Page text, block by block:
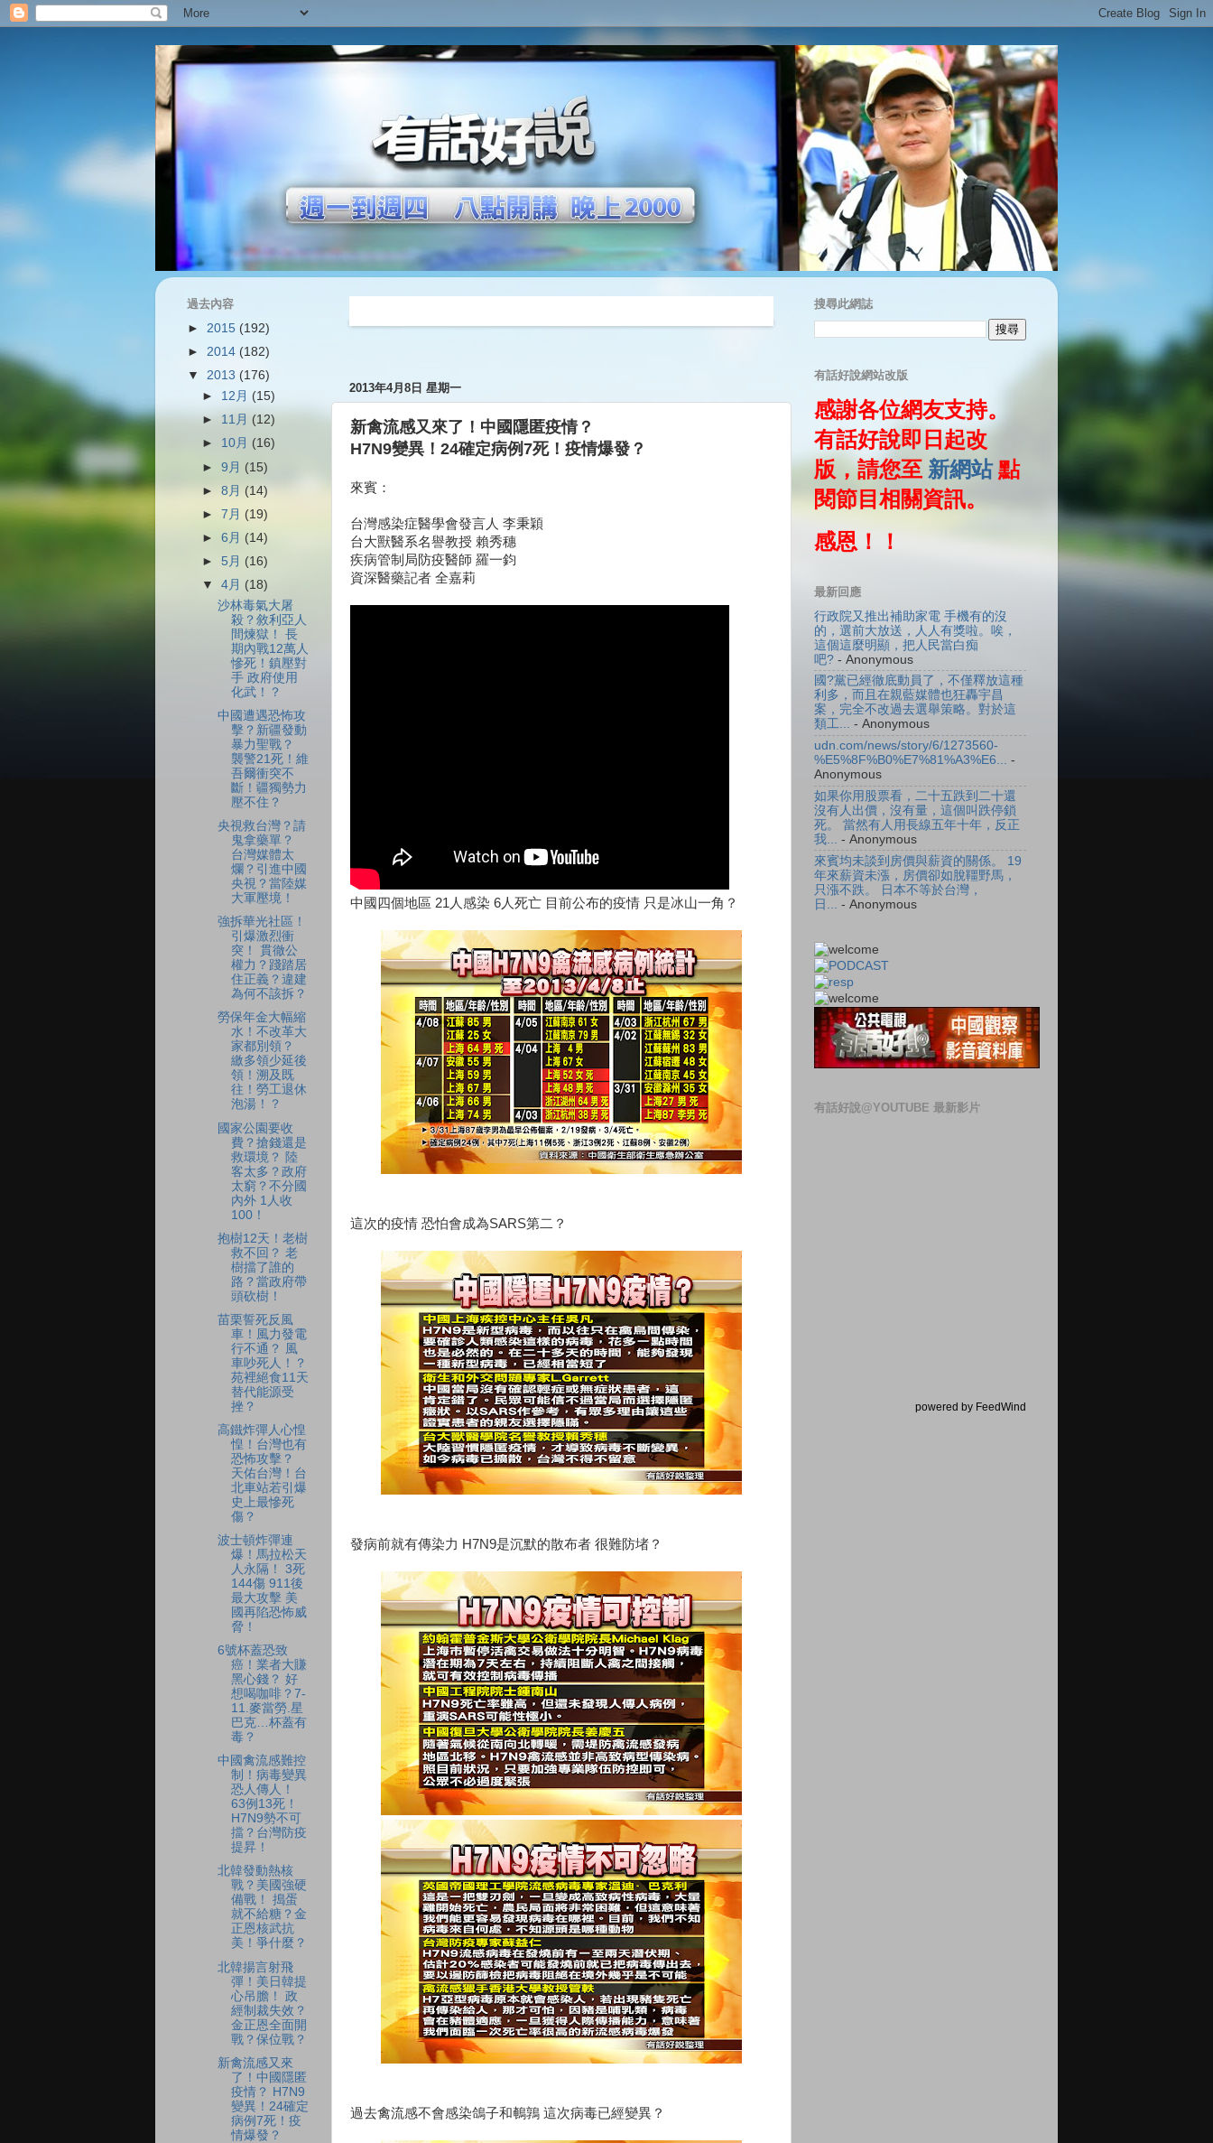
2013年4月8日 星期一
新禽流感又來了！中國隱匿疫情？
H7N9變異！24確定病例7死！疫情爆發？
來賓：
台灣感染症醫學會發言人 李秉穎
台大獸醫系名譽教授 賴秀穗
疾病管制局防疫醫師 羅一鈞
資深醫藥記者 全嘉莉
中國四個地區 21人感染 6人死亡 目前公布的疫情 只是冰山一角？
這次的疫情 恐怕會成為SARS第二？
發病前就有傳染力 H7N9是沉默的散布者 很難防堵？
過去禽流感不會感染鴿子和鵪鶉 這次病毒已經變異？
過去內容
► 2015 (192)
► 2014 (182)
▼ 2013 (176)
► 12月 (15)
► 11月(12)
► 10月 (16)
►9月 (15)
►8月 (14)
►7月 (19)
►6月 (14)
► 5月 (16)
▼4月 (18)
沙林毒氣大屠
殺？敘利亞人
間煉獄！ 長
期內戰12萬人
慘死！鎮壓對
手 政府使用
化武！？
中國遭遇恐怖攻
擊？新疆發動
暴力聖戰？
襲警21死！維
吾爾衝突不
斷！疆獨勢力
壓不住？
央視救台灣？請
鬼拿藥單？
台灣媒體太
爛？引進中國
央視？當陸媒
大軍壓境！
強拆華光社區！
引爆激烈衝
突！ 貫徹公
權力？踐踏居
住正義？違建
為何不該拆？
勞保年金大幅縮
水！不改革大
家都別領？
繳多領少延後
領！溯及既
往！勞工退休
泡湯！？
國家公園要收
費？搶錢還是
救環境？ 陸
客太多？政府
太窮？不分國
內外 1人收
100！
抱樹12天！老樹
救不回？ 老
樹擋了誰的
路？當政府帶
頭砍樹！
苗栗誓死反風
車！風力發電
行不通？ 風
車吵死人！？
苑裡絕食11天
替代能源受
挫？
高鐵炸彈人心惶
惶！台灣也有
恐怖攻擊？
天佑台灣！台
北車站若引爆
史上最慘死
傷？
波士頓炸彈連
爆！馬拉松天
人永隔！ 3死
144傷 911後
最大攻擊 美
國再陷恐怖威
脅！
6號杯蓋恐致
癌！業者大賺
黑心錢？ 好
想喝咖啡？7-
11.麥當勞.星
巴克…杯蓋有
毒？
中國禽流感難控
制！病毒變異
恐人傳人！
63例13死！
H7N9勢不可
擋？台灣防疫
提昇！
北韓發動熱核
戰？美國強硬
備戰！ 搗蛋
就不給糖？金
正恩核武抗
美！爭什麼？
北韓揚言射飛
彈！美日韓提
心吊膽！ 政
經制裁失效？
金正恩全面開
戰？保位戰？
新禽流感又來
了！中國隱匿
疫情？ H7N9
變異！24確定
病例7死！疫
情爆發？
搜尋此網誌
有話好說網站改版
感謝各位網友支持。
有話好說即日起改
版，請您至 新網站點
閱節目相關資訊。
感恩！！
最新回應
行政院又推出補助家電 手機有的沒
的，選前大放送，人人有獎啦。唉，
這個這麼明顯，把人民當白痴
吧? - Anonymous
國?黨已經徹底動員了，不僅釋放這種
利多，而且在親藍媒體也狂轟宇昌
案，完全不改過去選舉策略。對於這
類工... - Anonymous
udn.com/news/story/6/1273560-
%E5%8F%B0%E7%81%A3%E6... -
Anonymous
如果你用股票看，二十五跌到二十還
沒有人出價，沒有量，這個叫跌停鎖
死。 當然有人用長線五年十年，反正
我...
- Anonymous
來賓均未談到房價與薪資的關係。 19
年來薪資未漲，房價卻如脫韁野馬，
只漲不跌。 日本不等於台灣，
日...
- Anonymous
有話好說@YOUTUBE 最新影片
powered by FeedWind